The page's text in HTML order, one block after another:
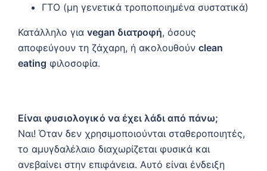
ΓΤΟ (μη γενετικά τροποποιημένα συστατικά)
Κατάλληλο για vegan διατροφή, όσους
αποφεύγουν τη ζάχαρη, ή ακολουθούν clean
eating φιλοσοφία.
Είναι φυσιολογικό να έχει λάδι από πάνω;
Ναι! Όταν δεν χρησιμοποιούνται σταθεροποιητές,
το αμυγδαλέλαιο διαχωρίζεται φυσικά και
ανεβαίνει στην επιφάνεια. Αυτό είναι ένδειξη